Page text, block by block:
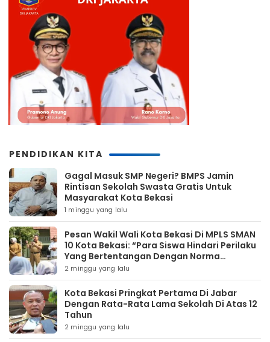
PENDIDIKAN KITA
Gagal Masuk SMP Negeri? BMPS Jamin
Rintisan Sekolah Swasta Gratis Untuk
Masyarakat Kota Bekasi
1 minggu yang lalu
Pesan Wakil Wali Kota Bekasi Di MPLS SMAN
10 Kota Bekasi: “Para Siswa Hindari Perilaku
Yang Bertentangan Dengan Norma
Masyarakat Maupun Agama”
2 minggu yang lalu
Kota Bekasi Pringkat Pertama Di Jabar
Dengan Rata-Rata Lama Sekolah Di Atas 12
Tahun
2 minggu yang lalu